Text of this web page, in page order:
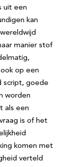
uit een
kan
manier stof
op een
script, goede
worden
als een
is of het
komen met
verteld